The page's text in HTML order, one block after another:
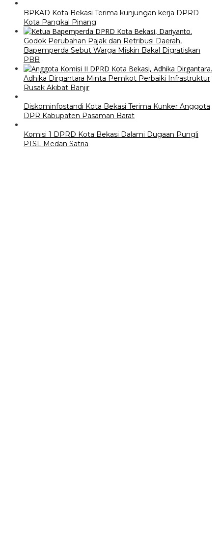
BPKAD Kota Bekasi Terima kunjungan kerja DPRD
Kota Pangkal Pinang
Godok Perubahan Pajak dan Retribusi Daerah,
Bapemperda Sebut Warga Miskin Bakal Digratiskan
PBB
Adhika Dirgantara Minta Pemkot Perbaiki Infrastruktur
Rusak Akibat Banjir
Diskominfostandi Kota Bekasi Terima Kunker Anggota
DPR Kabupaten Pasaman Barat
Komisi 1 DPRD Kota Bekasi Dalami Dugaan Pungli
PTSL Medan Satria